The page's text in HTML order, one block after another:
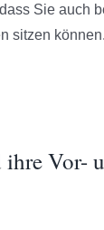
Sie auch
sitzen können.
Vor-